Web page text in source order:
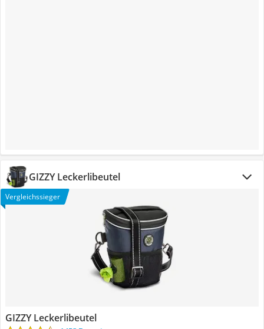
GIZZY Leckerlibeutel
Vergleichssieger
GIZZY Leckerlibeutel